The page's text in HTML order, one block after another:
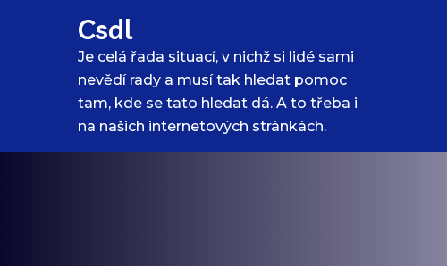
Csdl
Je celá řada situací, v nichž si lidé sami
nevědí rady a musí tak hledat pomoc
tam, kde se tato hledat dá. A to třeba i
na našich internetových stránkách.